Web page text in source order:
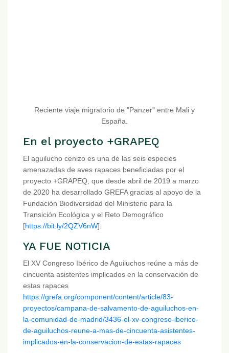
Reciente viaje migratorio de "Panzer" entre Mali y
España.
En el proyecto +GRAPEQ
El aguilucho cenizo es una de las seis especies
amenazadas de aves rapaces beneficiadas por el
proyecto +GRAPEQ, que desde abril de 2019 a marzo
de 2020 ha desarrollado GREFA gracias al apoyo de la
Fundación Biodiversidad del Ministerio para la
Transición Ecológica y el Reto Demográfico
[https://bit.ly/2QZV6nW].
YA FUE NOTICIA
El XV Congreso Ibérico de Aguiluchos reúne a más de
cincuenta asistentes implicados en la conservación de
estas rapaces
https://grefa.org/component/content/article/83-
proyectos/campana-de-salvamento-de-aguiluchos-en-
la-comunidad-de-madrid/3436-el-xv-congreso-iberico-
de-aguiluchos-reune-a-mas-de-cincuenta-asistentes-
implicados-en-la-conservacion-de-estas-rapaces